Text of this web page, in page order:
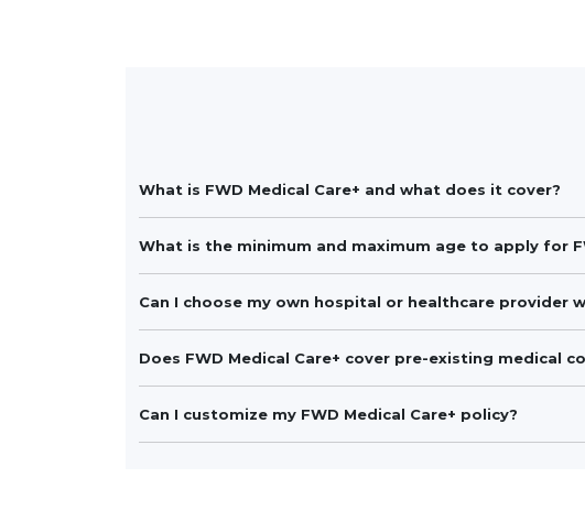
What is FWD Medical Care+ and what does it cover?
What is the minimum and maximum age to apply for
Can I choose my own hospital or healthcare provider
Does FWD Medical Care+ cover pre-existing medical
Can I customize my FWD Medical Care+ policy?